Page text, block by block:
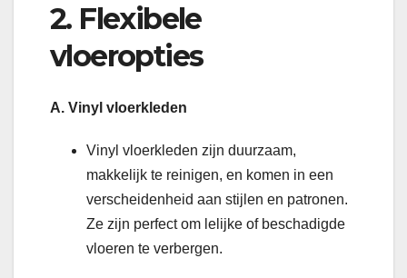
2. Flexibele
vloeropties
A. Vinyl vloerkleden
Vinyl vloerkleden zijn duurzaam,
makkelijk te reinigen, en komen in een
verscheidenheid aan stijlen en patronen.
Ze zijn perfect om lelijke of beschadigde
vloeren te verbergen.